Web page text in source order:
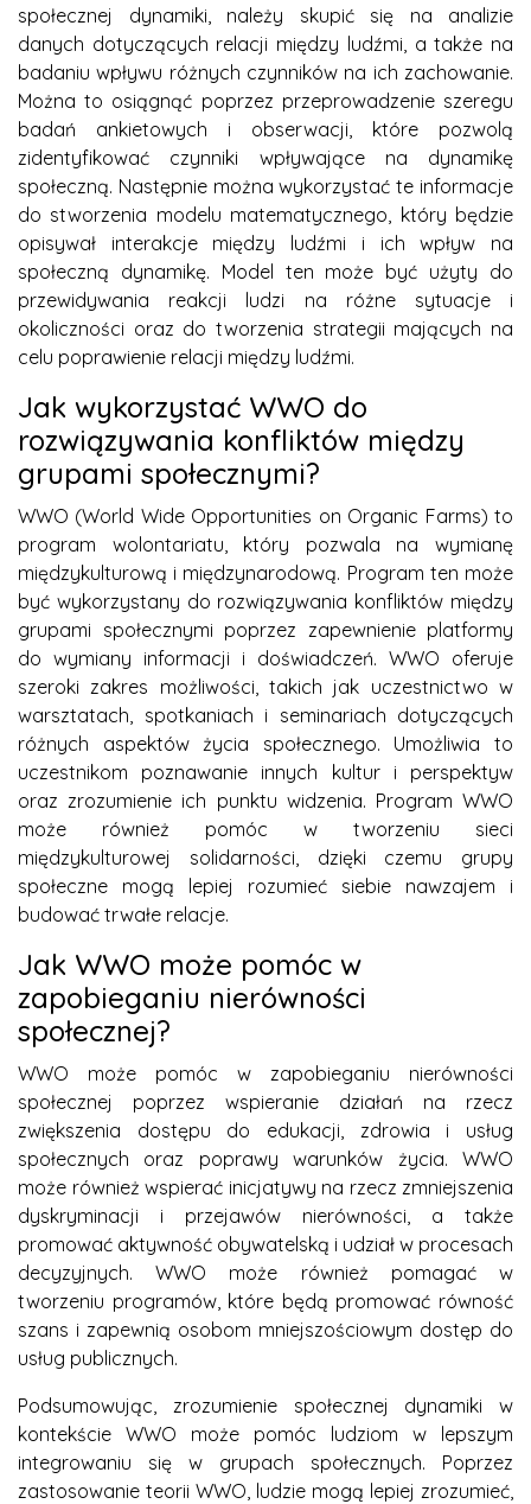
społecznej dynamiki, należy skupić się na analizie
danych dotyczących relacji między ludźmi, a także na
badaniu wpływu różnych czynników na ich zachowanie.
Można to osiągnąć poprzez przeprowadzenie szeregu
badań ankietowych i obserwacji, które pozwolą
zidentyfikować czynniki wpływające na dynamikę
społeczną. Następnie można wykorzystać te informacje
do stworzenia modelu matematycznego, który będzie
opisywał interakcje między ludźmi i ich wpływ na
społeczną dynamikę. Model ten może być użyty do
przewidywania reakcji ludzi na różne sytuacje i
okoliczności oraz do tworzenia strategii mających na
celu poprawienie relacji między ludźmi.
Jak wykorzystać WWO do
rozwiązywania konfliktów między
grupami społecznymi?
WWO (World Wide Opportunities on Organic Farms) to
program wolontariatu, który pozwala na wymianę
międzykulturową i międzynarodową. Program ten może
być wykorzystany do rozwiązywania konfliktów między
grupami społecznymi poprzez zapewnienie platformy
do wymiany informacji i doświadczeń. WWO oferuje
szeroki zakres możliwości, takich jak uczestnictwo w
warsztatach, spotkaniach i seminariach dotyczących
różnych aspektów życia społecznego. Umożliwia to
uczestnikom poznawanie innych kultur i perspektyw
oraz zrozumienie ich punktu widzenia. Program WWO
może również pomóc w tworzeniu sieci
międzykulturowej solidarności, dzięki czemu grupy
społeczne mogą lepiej rozumieć siebie nawzajem i
budować trwałe relacje.
Jak WWO może pomóc w
zapobieganiu nierówności
społecznej?
WWO może pomóc w zapobieganiu nierówności
społecznej poprzez wspieranie działań na rzecz
zwiększenia dostępu do edukacji, zdrowia i usług
społecznych oraz poprawy warunków życia. WWO
może również wspierać inicjatywy na rzecz zmniejszenia
dyskryminacji i przejawów nierówności, a także
promować aktywność obywatelską i udział w procesach
decyzyjnych. WWO może również pomagać w
tworzeniu programów, które będą promować równość
szans i zapewnią osobom mniejszościowym dostęp do
usług publicznych.
Podsumowując, zrozumienie społecznej dynamiki w
kontekście WWO może pomóc ludziom w lepszym
integrowaniu się w grupach społecznych. Poprzez
zastosowanie teorii WWO, ludzie mogą lepiej zrozumieć,